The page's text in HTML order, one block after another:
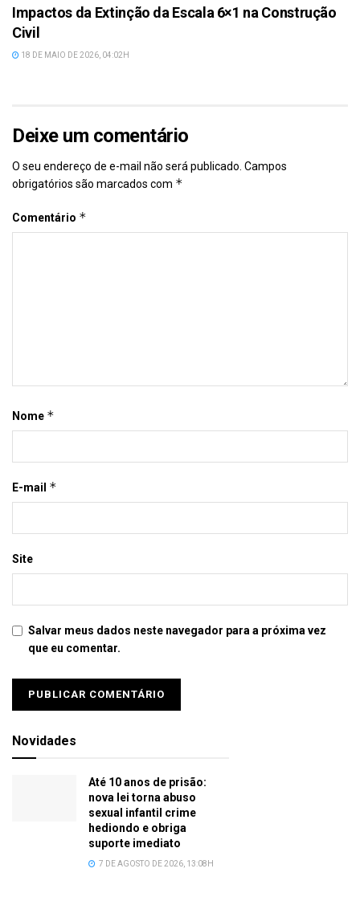
Impactos da Extinção da Escala 6×1 na Construção
Civil
18 DE MAIO DE 2026, 04:02H
Deixe um comentário
O seu endereço de e-mail não será publicado. Campos
obrigatórios são marcados com *
Comentário *
Nome *
E-mail *
Site
Salvar meus dados neste navegador para a próxima vez
que eu comentar.
Novidades
Até 10 anos de prisão:
nova lei torna abuso
sexual infantil crime
hediondo e obriga
suporte imediato
7 DE AGOSTO DE 2026, 13:08H